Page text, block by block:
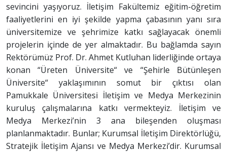
sevincini yaşıyoruz. İletişim Fakültemiz eğitim-öğretim
faaliyetlerini en iyi şekilde yapma çabasının yanı sıra
üniversitemize ve şehrimize katkı sağlayacak önemli
projelerin içinde de yer almaktadır. Bu bağlamda sayın
Rektörümüz Prof. Dr. Ahmet Kutluhan liderliğinde ortaya
konan “Üreten Üniversite“ ve “Şehirle Bütünleşen
Üniversite“ yaklaşımının somut bir çıktısı olan
Pamukkale Üniversitesi İletişim ve Medya Merkezinin
kuruluş çalışmalarına katkı vermekteyiz. İletişim ve
Medya Merkezi’nin 3 ana bileşenden oluşması
planlanmaktadır. Bunlar; Kurumsal İletişim Direktörlüğü,
Stratejik İletişim Ajansı ve Medya Merkezi’dir. Kurumsal